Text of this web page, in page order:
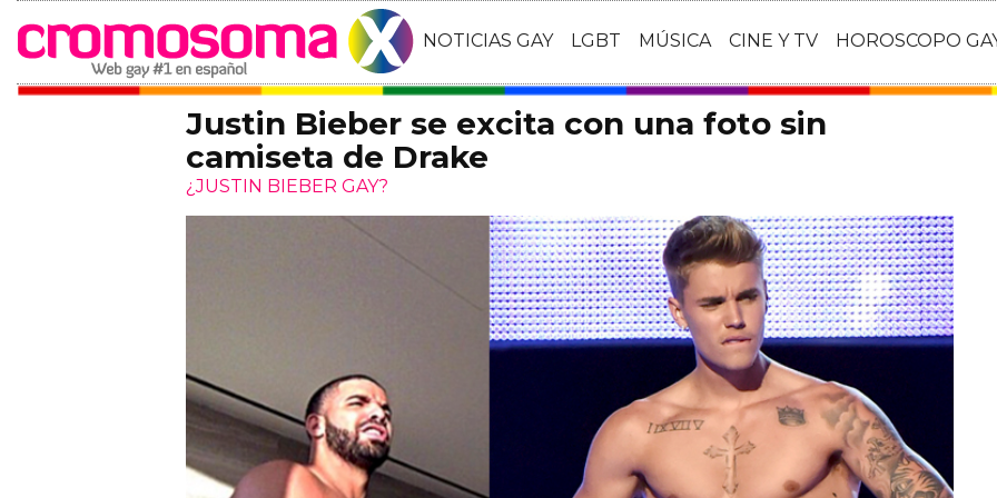
NOTICIAS GAY LGBT MÚSICA CINE Y TV HOROSCOPO
Justin Bieber se excita con una foto sin
camiseta de Drake
¿JUSTIN BIEBER GAY?